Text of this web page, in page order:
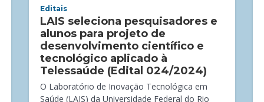
Editais
LAIS seleciona pesquisadores e
alunos para projeto de
desenvolvimento científico e
tecnológico aplicado à
Telessaúde (Edital 024/2024)
O Laboratório de Inovação Tecnológica em
Saúde (LAIS) da Universidade Federal do Rio